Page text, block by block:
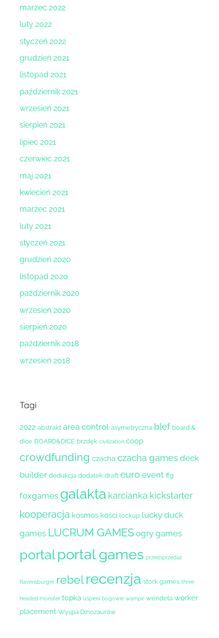
marzec 2022
luty 2022
styczeń 2022
grudzień 2021
listopad 2021
październik 2021
wrzesień 2021
sierpień 2021
lipiec 2021
czerwiec 2021
maj 2021
kwiecień 2021
marzec 2021
luty 2021
styczeń 2021
grudzień 2020
listopad 2020
październik 2020
wrzesień 2020
sierpień 2020
październik 2018
wrzesień 2018
Tagi
2022 abstrakt area control asymetryczna blef board &
dice BOARD&DICE brzdęk civilization coop
crowdfunding czacha czacha games deck
builder dedukcja dodatek draft euro event ffg
foxgames galakta karcianka kickstarter
kooperacja kosmos kości lockup lucky duck
games LUCRUM GAMES ogry games
portalportal games przedsprzedaż
Ravensburger rebel recenzja stork games three
headed monster topka uśpieni bogowie wampir wendeta worker
placement Wyspa Dinozaurów